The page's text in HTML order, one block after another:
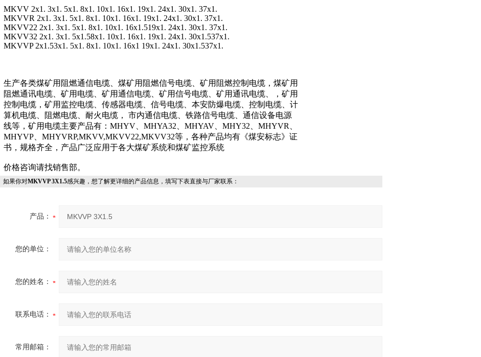
MKVV 2x1. 3x1. 5x1. 8x1. 10x1. 16x1. 19x1. 24x1. 30x1. 37x1.
MKVVR 2x1. 3x1. 5x1. 8x1. 10x1. 16x1. 19x1. 24x1. 30x1. 37x1.
MKVV22 2x1. 3x1. 5x1. 8x1. 10x1. 16x1.519x1. 24x1. 30x1. 37x1.
MKVV32 2x1. 3x1. 5x1.58x1. 10x1. 16x1. 19x1. 24x1. 30x1.537x1.
MKVVP 2x1.53x1. 5x1. 8x1. 10x1. 16x1 19x1. 24x1. 30x1.537x1.
生产各类煤矿用阻燃通信电缆、煤矿用阻燃信号电缆、矿用阻燃控制电缆，煤矿用
阻燃通讯电缆、矿用电缆、矿用通信电缆、矿用信号电缆、矿用通讯电缆、，矿用
控制电缆，矿用监控电缆、传感器电缆、信号电缆、本安防爆电缆、控制电缆、计
算机电缆、阻燃电缆、耐火电缆， 市内通信电缆、铁路信号电缆、通信设备电源
线等，矿用电缆主要产品有：MHYV、MHYA32、MHYAV、MHY32、MHYVR、
MHYVP、MHYVRP,MKVV,MKVV22,MKVV32等，各种产品均有《煤安标志》证
书，规格齐全，产品广泛应用于各大煤矿系统和煤矿监控系统
价格咨询请找销售部。
如果你对MKVVP 3X1.5感兴趣，想了解更详细的产品信息，填写下表直接与厂家联系：
产品：
您的单位：
您的姓名：
联系电话：
常用邮箱：